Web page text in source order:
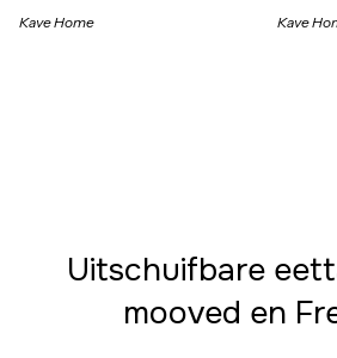
Kave Home Kave
Uitschuifbare
mooved en